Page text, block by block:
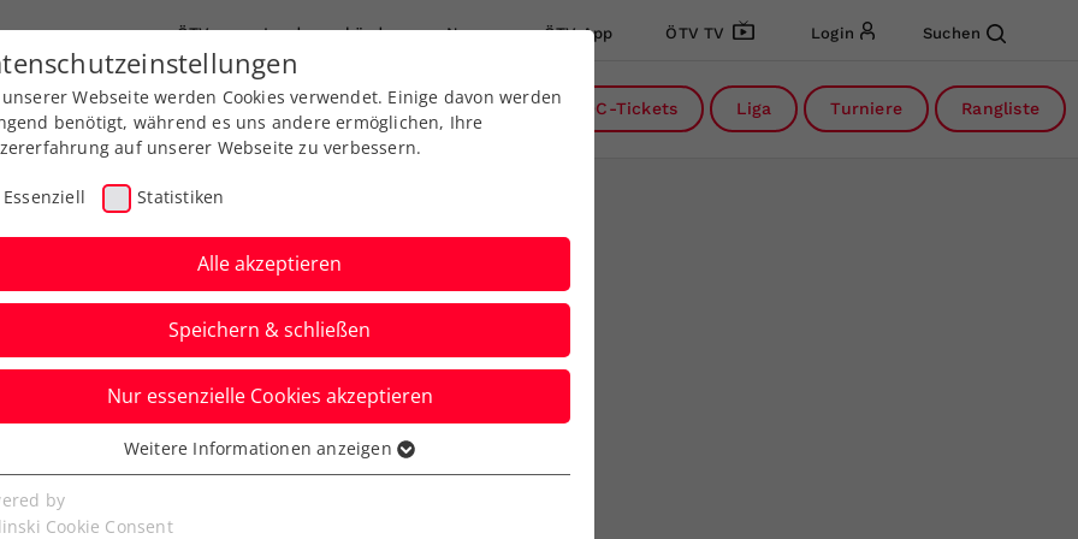
ÖTV Landesverbände News ÖTV App ÖTV TV Login Suchen
Ausbildungen Services Über uns DC-Tickets Liga Turniere Rangliste
Junior Trophy 2023
wieder das ÖTV Kat 2 Turnier auf der Anlage
Webseite werden Cookies verwendet. Einige davon werden
benötigt, während es uns andere ermöglichen, Ihre
auf unserer Webseite zu verbessern.
Essenziell Statistiken
Alle akzeptieren
Speichern & schließen
Nur essenzielle Cookies akzeptieren
Cookies werden für grundlegende Funktionen der
benötigt. Dadurch ist gewährleistet, dass die Webseite
Weitere Informationen anzeigen
by
Cookie Consent